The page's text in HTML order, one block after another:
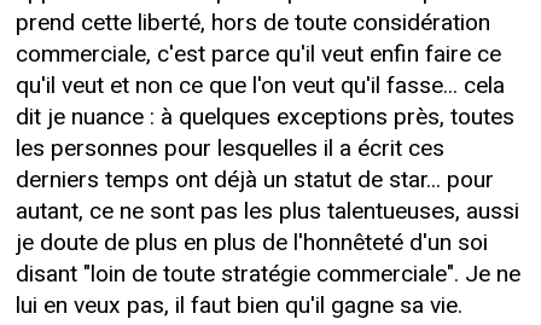
prend cette liberté, hors de toute considération
commerciale, c'est parce qu'il veut enfin faire ce
qu'il veut et non ce que l'on veut qu'il fasse... cela
dit je nuance : à quelques exceptions près, toutes
les personnes pour lesquelles il a écrit ces
derniers temps ont déjà un statut de star... pour
autant, ce ne sont pas les plus talentueuses, aussi
je doute de plus en plus de l'honnêteté d'un soi
disant "loin de toute stratégie commerciale". Je ne
lui en veux pas, il faut bien qu'il gagne sa vie.